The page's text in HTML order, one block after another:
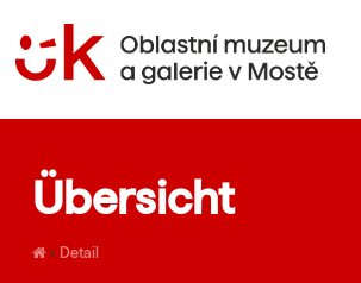
Übersicht
› Detail